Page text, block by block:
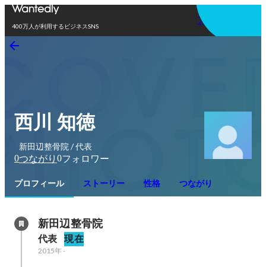
400万人が利用するビジネスSNS
アプリを使う
西川 知徳
新田辺整骨院 / 代表
0つながり 0フォロワー
プロフィール ストーリー 性格 つながり
新田辺整骨院
代表 現在
2015年-